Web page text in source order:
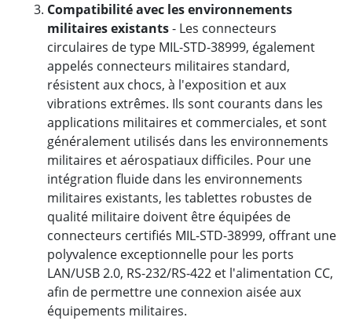
Compatibilité avec les environnements
militaires existants- Les connecteurs
circulaires de type MIL-STD-38999, également
appelés connecteurs militaires standard,
résistent aux chocs, à l'exposition et aux
vibrations extrêmes. Ils sont courants dans les
applications militaires et commerciales, et sont
généralement utilisés dans les environnements
militaires et aérospatiaux difficiles. Pour une
intégration fluide dans les environnements
militaires existants, les tablettes robustes de
qualité militaire doivent être équipées de
connecteurs certifiés MIL-STD-38999, offrant une
polyvalence exceptionnelle pour les ports
LAN/USB 2.0, RS-232/RS-422 et l'alimentation CC,
afin de permettre une connexion aisée aux
équipements militaires.